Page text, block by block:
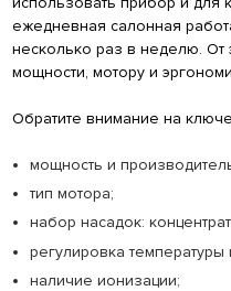
ежедневная салонная
несколько раз в неделю. От
мощности, мотору и
Обратите внимание на
мощность и
тип мотора;
набор насадок:
регулировка температуры
наличие ионизации;